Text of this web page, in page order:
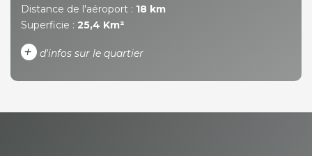
Distance de l'aéroport : 18 km
Superficie : 25,4 Km²
+ d'infos sur le quartier